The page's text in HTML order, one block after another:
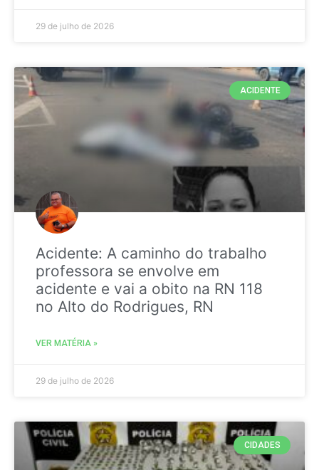
29 de julho de 2026
ACIDENTE
Acidente: A caminho do trabalho
professora se envolve em
acidente e vai a obito na RN 118
no Alto do Rodrigues, RN
VER MATÉRIA »
29 de julho de 2026
CIDADES